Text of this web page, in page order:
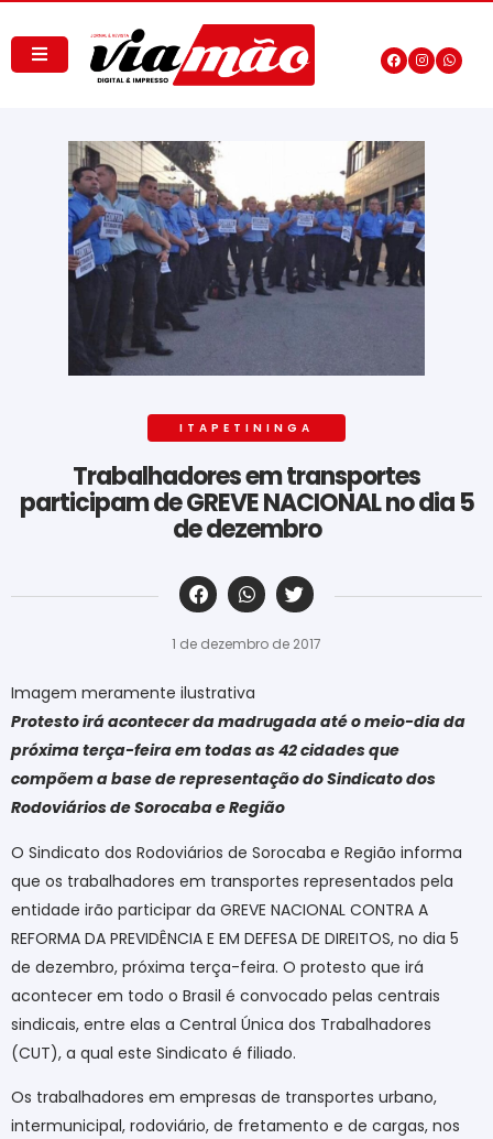
ITAPETININGA
Trabalhadores em transportes
participam de GREVE NACIONAL no dia 5
de dezembro
‎ ‎ ‎ ‎ ‎ ‎ ‎ ‎ ‎ ‎ ‎ ‎ ‎ ‎ ‎ ‎ ‎ ‎ ‎ ‎ ‎ ‎ ‎ ‎ ‎ ‎ ‎ ‎ ‎ ‎ ‎
1 de dezembro de 2017
Imagem meramente ilustrativa
Protesto irá acontecer da madrugada até o meio-dia da
próxima terça-feira em todas as 42 cidades que
compõem a base de representação do Sindicato dos
Rodoviários de Sorocaba e Região
O Sindicato dos Rodoviários de Sorocaba e Região informa
que os trabalhadores em transportes representados pela
entidade irão participar da GREVE NACIONAL CONTRA A
REFORMA DA PREVIDÊNCIA E EM DEFESA DE DIREITOS, no dia 5
de dezembro, próxima terça-feira. O protesto que irá
acontecer em todo o Brasil é convocado pelas centrais
sindicais, entre elas a Central Única dos Trabalhadores
(CUT), a qual este Sindicato é filiado.
Os trabalhadores em empresas de transportes urbano,
intermunicipal, rodoviário, de fretamento e de cargas, nos